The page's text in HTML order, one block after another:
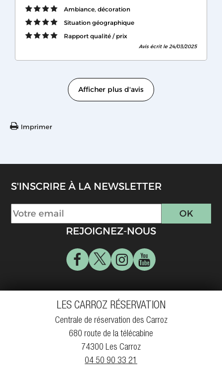
Ambiance, décoration
Situation géographique
Rapport qualité / prix
Avis écrit le 24/03/2025
Afficher plus d'avis
Imprimer
S'INSCRIRE À LA NEWSLETTER
REJOIGNEZ-NOUS
LES CARROZ RÉSERVATION
Centrale de réservation des Carroz
680 route de la télécabine
74300 Les Carroz
04 50 90 33 21